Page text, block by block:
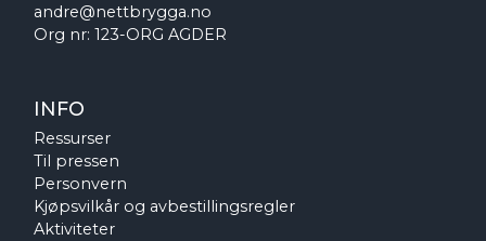
andre@nettbrygga.no
Org nr: 123-ORG AGDER
INFO
Ressurser
Til pressen
Personvern
Kjøpsvilkår og avbestillingsregler
Aktiviteter